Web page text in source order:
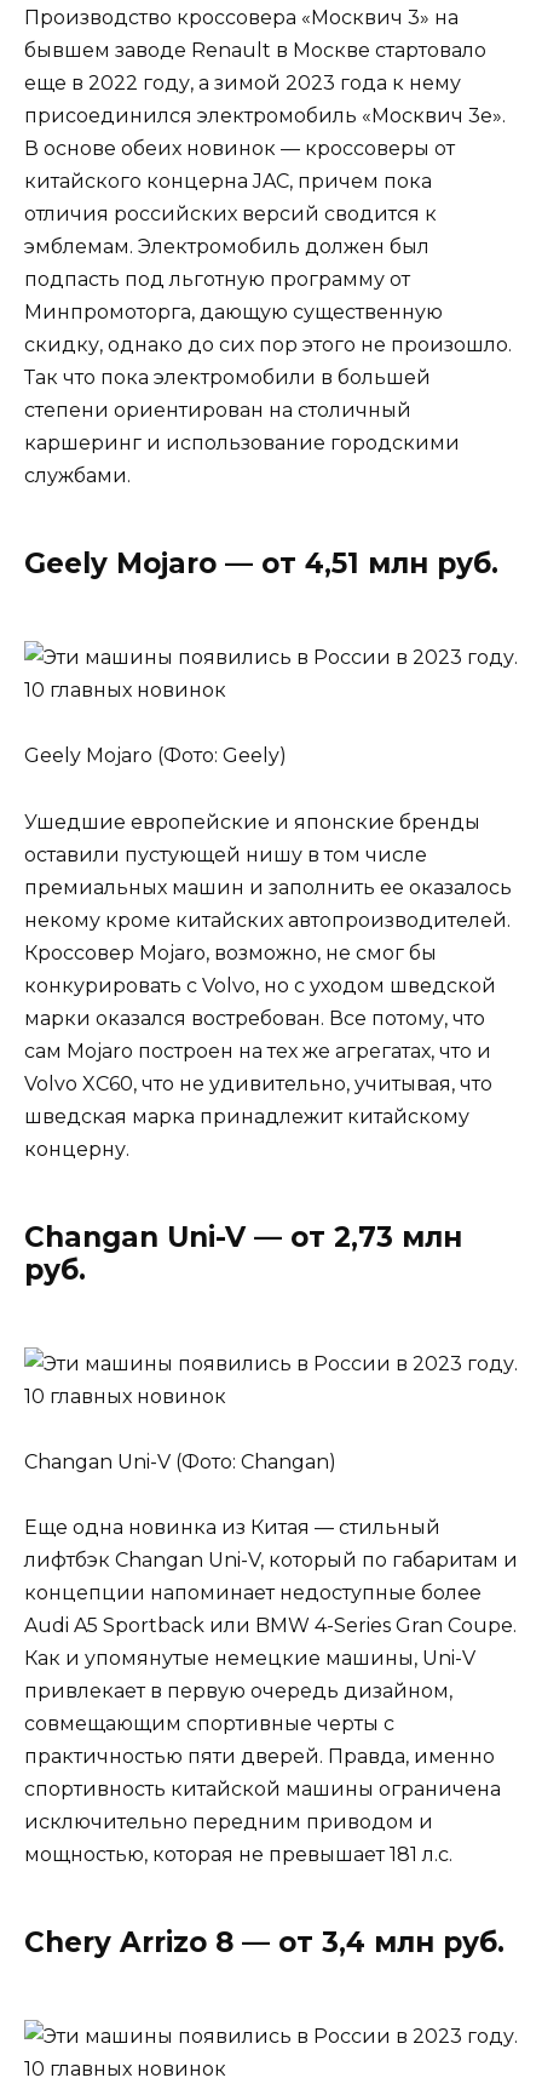
Производство кроссовера «Москвич 3» на
бывшем заводе Renault в Москве стартовало
еще в 2022 году, а зимой 2023 года к нему
присоединился электромобиль «Москвич 3е».
В основе обеих новинок — кроссоверы от
китайского концерна JAC, причем пока
отличия российских версий сводится к
эмблемам. Электромобиль должен был
подпасть под льготную программу от
Минпромоторга, дающую существенную
скидку, однако до сих пор этого не произошло.
Так что пока электромобили в большей
степени ориентирован на столичный
каршеринг и использование городскими
службами.
Geely Mojaro — от 4,51 млн руб.
Geely Mojaro (Фото: Geely)
Ушедшие европейские и японские бренды
оставили пустующей нишу в том числе
премиальных машин и заполнить ее оказалось
некому кроме китайских автопроизводителей.
Кроссовер Mojaro, возможно, не смог бы
конкурировать с Volvo, но с уходом шведской
марки оказался востребован. Все потому, что
сам Mojaro построен на тех же агрегатах, что и
Volvo XC60, что не удивительно, учитывая, что
шведская марка принадлежит китайскому
концерну.
Changan Uni-V — от 2,73 млн
руб.
Changan Uni-V (Фото: Changan)
Еще одна новинка из Китая — стильный
лифтбэк Changan Uni-V, который по габаритам и
концепции напоминает недоступные более
Audi A5 Sportback или BMW 4-Series Gran Coupe.
Как и упомянутые немецкие машины, Uni-V
привлекает в первую очередь дизайном,
совмещающим спортивные черты с
практичностью пяти дверей. Правда, именно
спортивность китайской машины ограничена
исключительно передним приводом и
мощностью, которая не превышает 181 л.с.
Chery Arrizo 8 — от 3,4 млн руб.